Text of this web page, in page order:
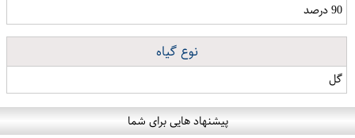
90 درصد
نوع گیاه
گل
پیشنهاد هایی برای شما